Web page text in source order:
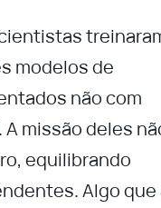
modelos de
não com
missão deles
equilibrando
Algo que